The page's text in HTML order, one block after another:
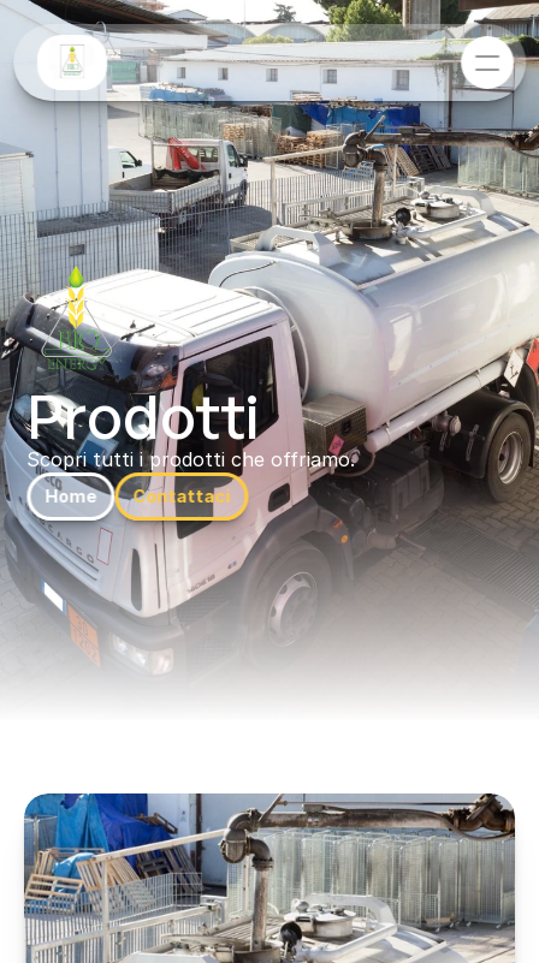
Prodotti
Scopri tutti i prodotti che offriamo.
Home Contattaci